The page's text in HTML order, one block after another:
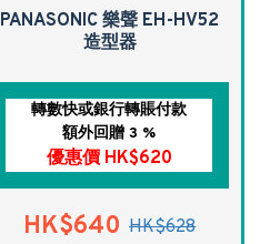
PANASONIC 樂聲 EH-HV52
造型器
轉數快或銀行轉賬付款
額外回贈 3 %
優惠價 HK$620
HK$640 HK$628